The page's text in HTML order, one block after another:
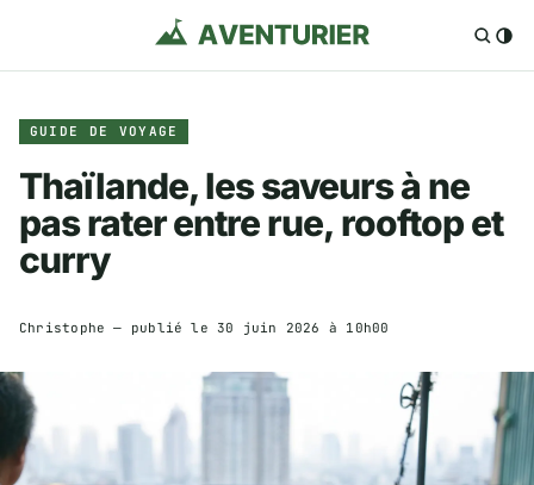
GUIDE DE VOYAGE
Thaïlande, les saveurs à ne
pas rater entre rue, rooftop et
curry
Christophe — publié le30 juin 2026 à 10h00